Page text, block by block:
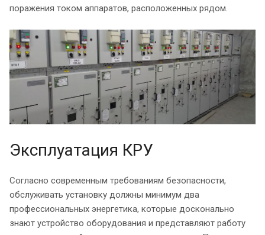
поражения током аппаратов, расположенных рядом.
Эксплуатация КРУ
Согласно современным требованиям безопасности,
обслуживать установку должны минимум два
профессиональных энергетика, которые досконально
знают устройство оборудования и представляют работу